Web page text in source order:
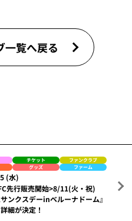
一覧へ戻る
チケット
ファンクラブ
グッズ ファーム
(水)
先行販売開始>8/11(火・祝)
サンクスデーinベルーナドーム』
細が決定！